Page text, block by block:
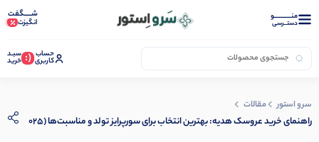
منــــــــــــو
دستــرسی
شـــــگفت
انگیزت
حساب
کاربری (: سبـد
خرید
سرو استور مقالات
راهنمای خرید عروسک هدیه: بهترین انتخاب برای سورپرایز تولد و مناسبت‌ها (۲۰۲۵)